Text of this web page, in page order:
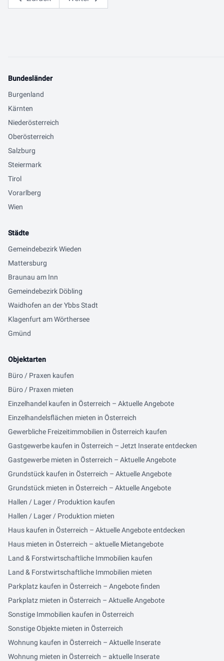
Bundesländer
Burgenland
Kärnten
Niederösterreich
Oberösterreich
Salzburg
Steiermark
Tirol
Vorarlberg
Wien
Städte
Gemeindebezirk Wieden
Mattersburg
Braunau am Inn
Gemeindebezirk Döbling
Waidhofen an der Ybbs Stadt
Klagenfurt am Wörthersee
Gmünd
Objektarten
Büro / Praxen kaufen
Büro / Praxen mieten
Einzelhandel kaufen in Österreich – Aktuelle Angebote
Einzelhandelsflächen mieten in Österreich
Gewerbliche Freizeitimmobilien in Österreich kaufen
Gastgewerbe kaufen in Österreich – Jetzt Inserate entdecken
Gastgewerbe mieten in Österreich – Aktuelle Angebote
Grundstück kaufen in Österreich – Aktuelle Angebote
Grundstück mieten in Österreich – Aktuelle Angebote
Hallen / Lager / Produktion kaufen
Hallen / Lager / Produktion mieten
Haus kaufen in Österreich – Aktuelle Angebote entdecken
Haus mieten in Österreich – aktuelle Mietangebote
Land & Forstwirtschaftliche Immobilien kaufen
Land & Forstwirtschaftliche Immobilien mieten
Parkplatz kaufen in Österreich – Angebote finden
Parkplatz mieten in Österreich – Aktuelle Angebote
Sonstige Immobilien kaufen in Österreich
Sonstige Objekte mieten in Österreich
Wohnung kaufen in Österreich – Aktuelle Inserate
Wohnung mieten in Österreich – aktuelle Inserate